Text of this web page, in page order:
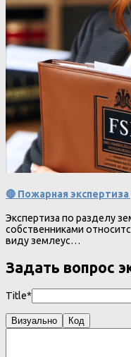
🔴 Пожарная
Экспертиза по разделу
собственниками
виду землеус…
Задать вопрос
Title*
Визуально Код